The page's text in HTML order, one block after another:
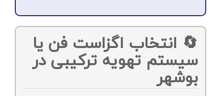
🔄 انتخاب اگزاست فن یا
سیستم تهویه ترکیبی در
بوشهر